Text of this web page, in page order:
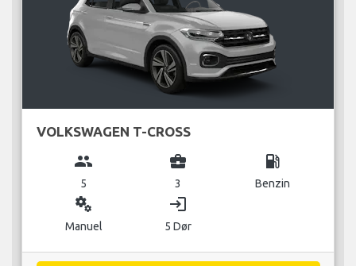
VOLKSWAGEN T-CROSS
group
5
business_center
3
local_gas_station
Benzin
miscellaneous_services
Manuel
login
5 Dør